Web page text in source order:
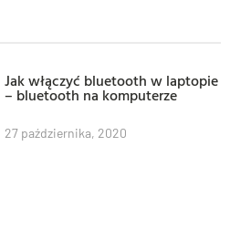
Jak włączyć bluetooth w laptopie
– bluetooth na komputerze
27 października, 2020